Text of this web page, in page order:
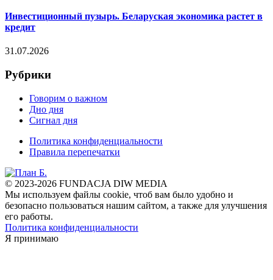
Инвестиционный пузырь. Беларуская экономика растет в
кредит
31.07.2026
Рубрики
Говорим о важном
Дно дня
Сигнал дня
Политика конфиденциальности
Правила перепечатки
© 2023-2026 FUNDACJA DIW MEDIA
Мы используем файлы cookie, чтоб вам было удобно и
безопасно пользоваться нашим сайтом, а также для улучшения
его работы.
Политика конфиденциальности
Я принимаю